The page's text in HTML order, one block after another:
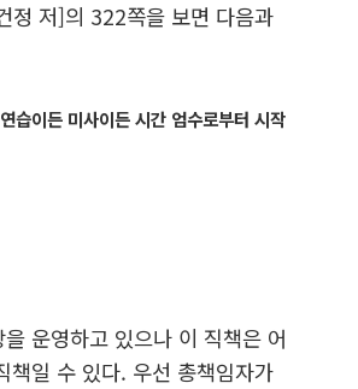
정 저]의 322쪽을 보면 다음과
습이든 미사이든 시간 엄수로부터 시작
운영하고 있으나 이 직책은 어
책일 수 있다. 우선 총책임자가